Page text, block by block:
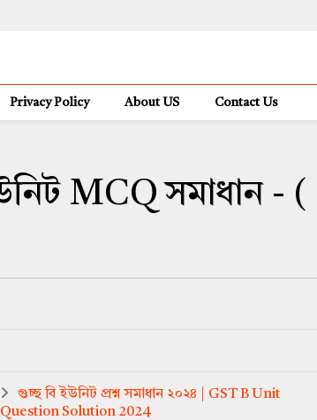
Privacy Policy About US Contact Us
MCQ সমাধান - (
গুচ্ছ বি ইউনিট প্রশ্ন সমাধান ২০২৪ | GST B Unit
Question Solution 2024